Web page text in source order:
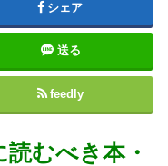
シェア
送る
feedly
むべき本・